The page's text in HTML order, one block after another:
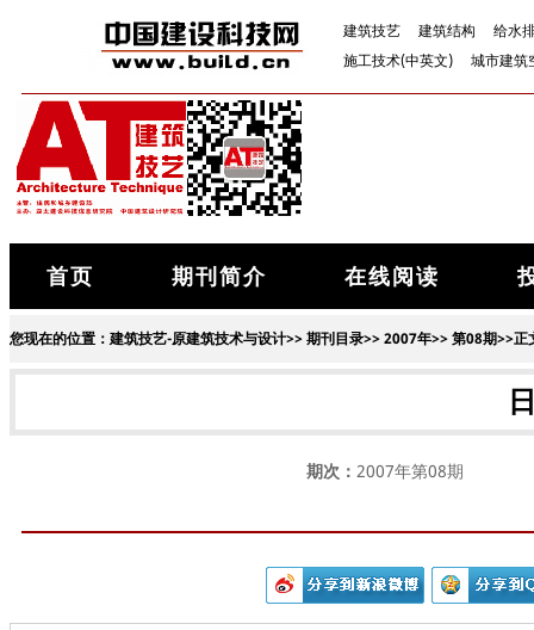
建筑技艺 建筑结构
给水
施工技术(中英文)
城市建筑
首页 期刊简介 在线阅读
您现在的位置： 建筑技艺-原建筑技术与设计>>期刊目录>>2007年>>第08期>>正
期次： 2007年第08期